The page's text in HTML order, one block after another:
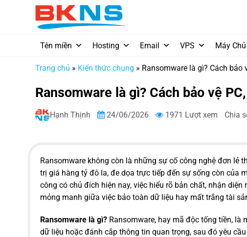
Tên miền Hosting Email VPS Máy Chủ
Trang chủ » Kiến thức chung » Ransomware là gì? Cách bảo
Ransomware là gì? Cách bảo vệ
Hạnh Thịnh 24/06/2026 1971 Lượt xem Chia
Ransomware không còn là những sự cố công nghệ đơn lẻ
trị giá hàng tỷ đô la, đe dọa trực tiếp đến sự sống còn của
công có chủ đích hiện nay, việc hiểu rõ bản chất, nhận
mỏng manh giữa việc bảo toàn dữ liệu hay mất trắng tài
Ransomware là gì? Ransomware, hay mã độc tống tiền,
dữ liệu hoặc đánh cắp thông tin quan trọng, sau đó yêu